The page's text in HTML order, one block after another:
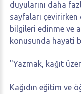
duyularını daha
sayfaları çevirirken
bilgileri edinme ve
konusunda hayati
"Yazmak, kağıt
Kağıdın eğitim ve